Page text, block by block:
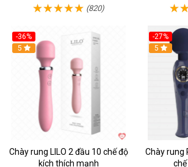
(820)
-36%
Hot
5
Chày rung LILO 2 đầu 10 chế độ
kích thích mạnh
-27%
Hot
5
Chày rung